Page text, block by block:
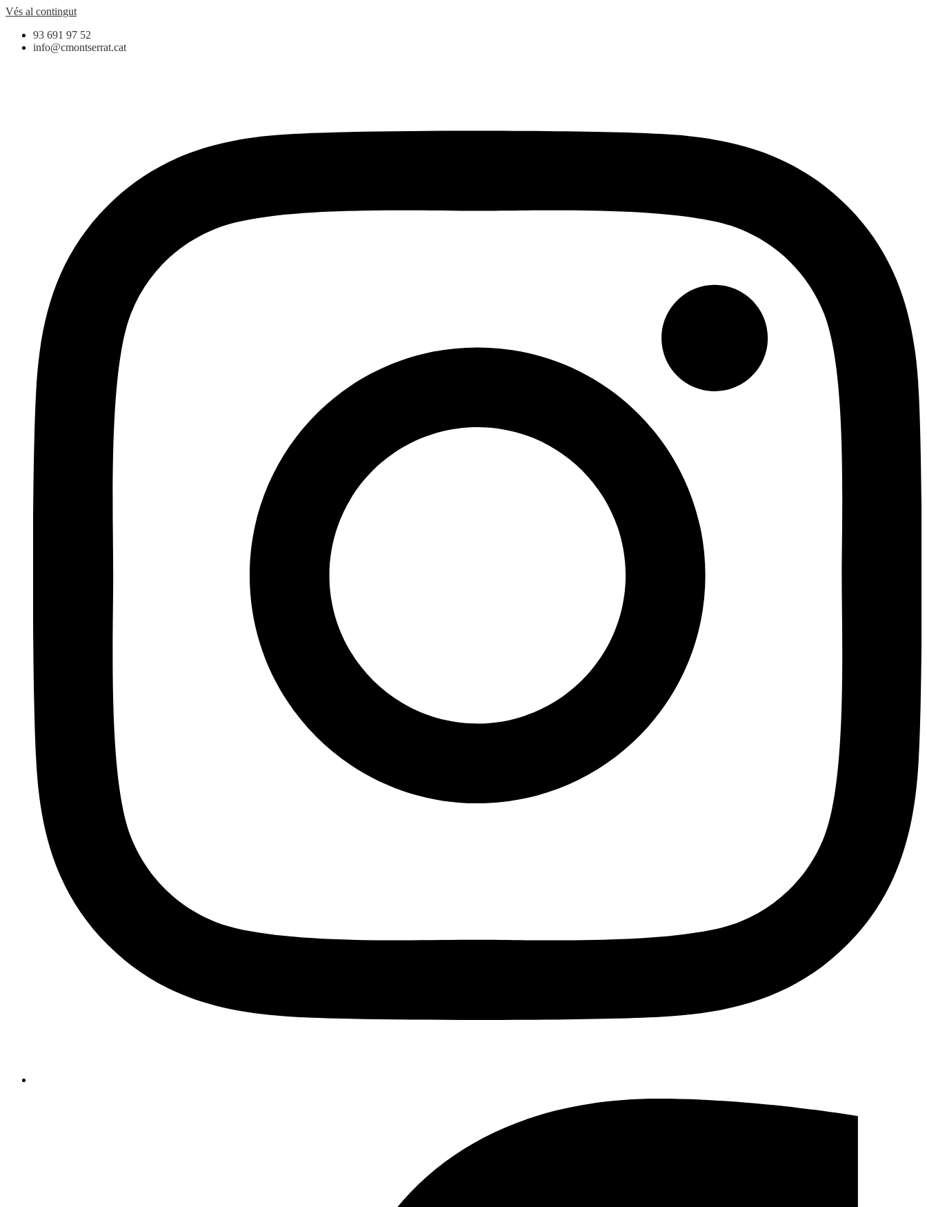
Vés al contingut
93 691 97 52
info@cmontserrat.cat